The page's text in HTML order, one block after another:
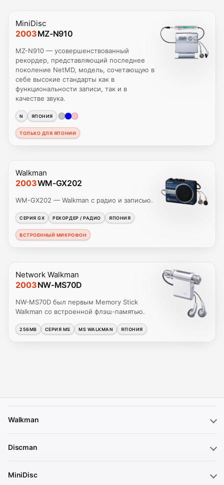
MiniDisc
2003MZ-N910
MZ-N910 — усовершенствованный
рекордер, представляющий последнее
поколение NetMD, модель, сочетающую в
себе высокие стандарты как в
функциональности записи, так и в
качестве звука.
N ЯПОНИЯ
ТОЛЬКО ДЛЯ ЯПОНИИ
Walkman
2003WM-GX202
WM-GX202 — Walkman с радио и записью.
СЕРИЯ GX РЕКОРДЕР / РАДИО ЯПОНИЯ
ВСТРОЕННЫЙ МИКРОФОН
Network Walkman
2003NW-MS70D
NW-MS70D был первым Memory Stick
Walkman со встроенной флэш-памятью.
256MB СЕРИЯ MS MS WALKMAN ЯПОНИЯ
Walkman
Discman
MiniDisc